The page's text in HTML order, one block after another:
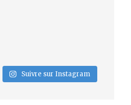
Suivre sur Instagram